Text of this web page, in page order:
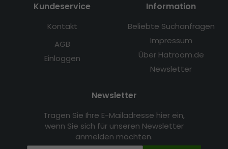
Kundeservice
Kontakt
AGB
Einloggen
Information
Beliebte Suchanfragen
Impressum
Über Hatroom.de
Newsletter
Newsletter
Tragen Sie Ihre E-Mailadresse hier ein,
wenn Sie sich für unseren Newsletter
anmelden möchten.